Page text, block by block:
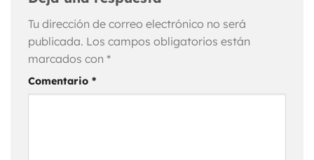
Tu dirección de correo electrónico no será
publicada. Los campos obligatorios están
marcados con *
Comentario *